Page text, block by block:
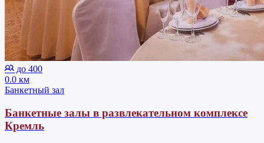
до 400
0.0 км
Банкетный зал
Банкетные залы в развлекательном комплексе
Кремль